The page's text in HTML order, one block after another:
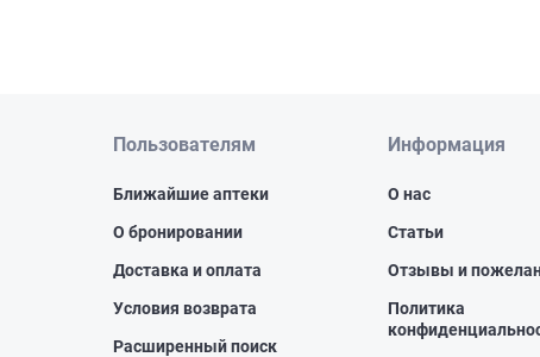
Пользователям
Ближайшие аптеки
О бронировании
Доставка и оплата
Условия возврата
Расширенный поиск
Информация
О нас
Статьи
Отзывы и
Политика